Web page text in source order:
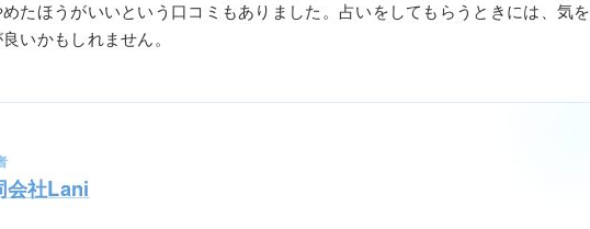
たほうがいいという口コミもありました。占いをしてもらうときには、気を
いかもしれません。
会社Lani